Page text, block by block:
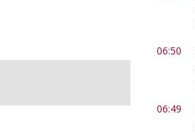
06:50
06:49